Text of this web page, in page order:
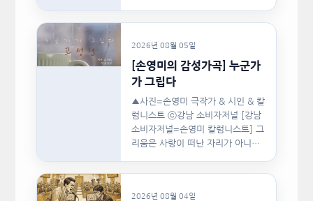
지난…
2026년 08월 05일
[손영미의 감성가곡] 누군가
가 그립다
▲사진=손영미 극작가 & 시인 & 칼
럼니스트 ⓒ강남 소비자저널 [강남
소비자저널=손영미 칼럼니스트] 그
리움은 사랑이 떠난 자리가 아니라,
2026년 08월 04일